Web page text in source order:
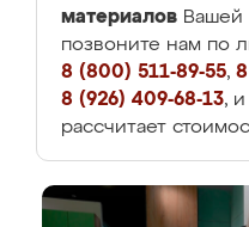
материалов Вашей
позвоните нам по
8 (800) 511-89-55,
8 (926) 409-68-13,
рассчитает